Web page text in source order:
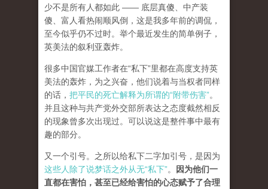
少不是所有人都如此 —— 底层真傻、中产装
傻、富人看热闹顺风倒，这是我多年前的调侃，
至今似乎仍不过时。举个最近发生的简单例子，
英美法的叙利亚轰炸。
很多中国官媒工作者在“私下”里都在高度支持英
美法的轰炸，为之兴奋，他们说着与当权者同样
的话， 把平民的死亡解释为所谓的“附带伤害”。
并且这种与共产党外交部所表达之态度截然相反
的现象曾多次出现过。可以说这是整件事中最有
趣的部分。
又一个引号。之所以给私下二字加引号，是因为
这些人除了说梦话之外从无“私下”。
因为他们一
直都在害怕，甚至已经给害怕的心态赋予了合理